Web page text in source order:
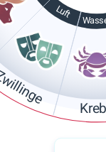
Luft